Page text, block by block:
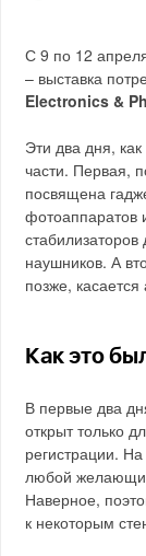
С 9 по 12
– выставка
Electronics &
Эти два дня,
части. Первая,
посвящена
фотоаппаратов
наушников. А
позже,
Как это
В первые два
открыт только
регистрации.
любой
Наверное,
к некоторым